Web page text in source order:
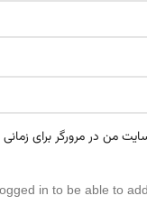
من در مرورگر برای
in to be able to